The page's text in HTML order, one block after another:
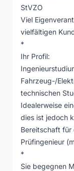
StVZO
Viel
vielfältigen
*
Ihr Profil:
Fahrzeug-/
technischen
Idealerweise
dies ist jedoch
Bereitschaft für
Prüfingenieur
*
Sie begegnen